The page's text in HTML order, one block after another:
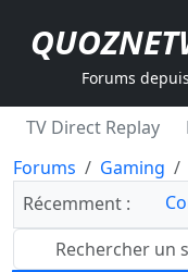
Forums
TV Direct Replay
Forums
Gaming
Récemment :